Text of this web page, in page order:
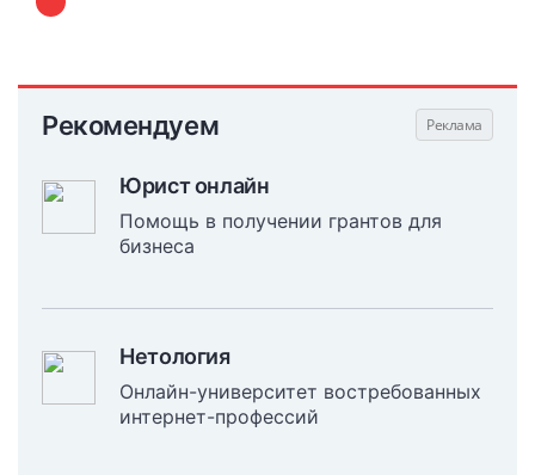
Рекомендуем
Юрист онлайн
Помощь в получении грантов для
бизнеса
Нетология
Онлайн-университет востребованных
интернет-профессий